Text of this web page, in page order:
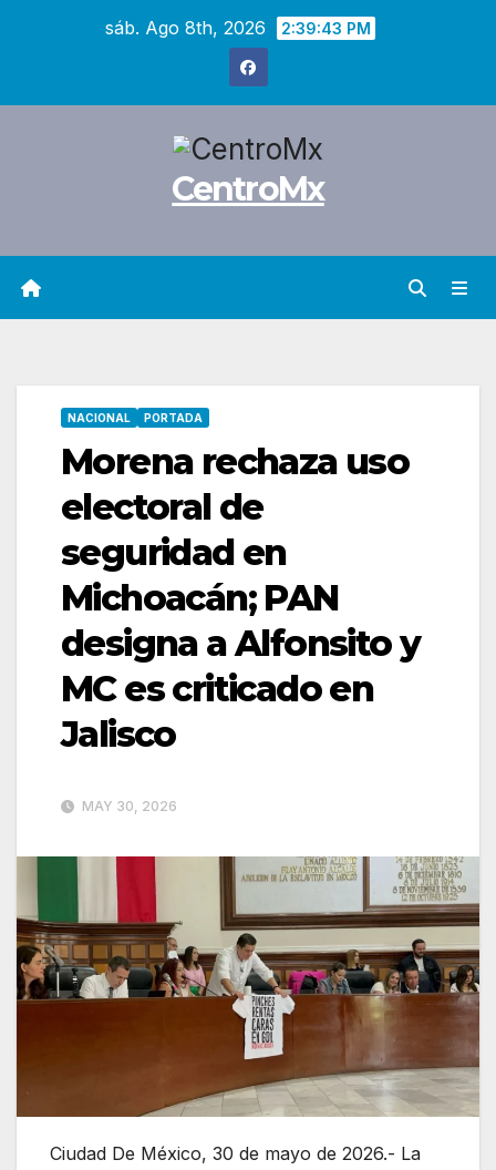
sáb. Ago 8th, 2026 2:39:44 PM
CentroMx
NACIONAL PORTADA
Morena rechaza uso
electoral de
seguridad en
Michoacán; PAN
designa a Alfonsito y
MC es criticado en
Jalisco
MAY 30, 2026
Ciudad De México, 30 de mayo de 2026.- La